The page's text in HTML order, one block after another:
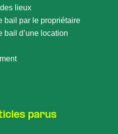
lieux
bail par le propriétaire
bail d’une location
parus